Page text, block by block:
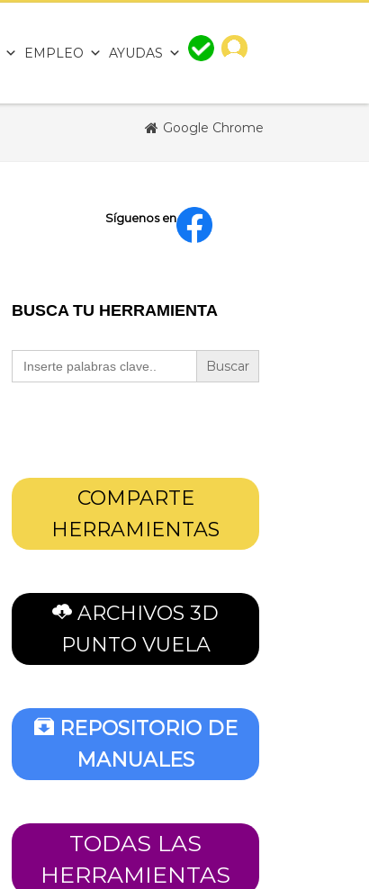
EMPLEO AYUDAS
Google Chrome
Síguenos en
BUSCA TU HERRAMIENTA
Buscar:
COMPARTE
HERRAMIENTAS
ARCHIVOS 3D
PUNTO VUELA
REPOSITORIO DE
MANUALES
TODAS LAS
HERRAMIENTAS